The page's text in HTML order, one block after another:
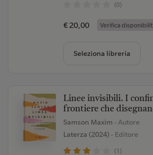
(0)
€ 20,00 Verifica
Seleziona libreria
Linee invisibili. I
frontiere che
Samson Maxim - Autore
Laterza (2024)- Editore
(1)